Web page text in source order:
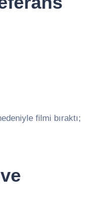
filmi bıraktı;